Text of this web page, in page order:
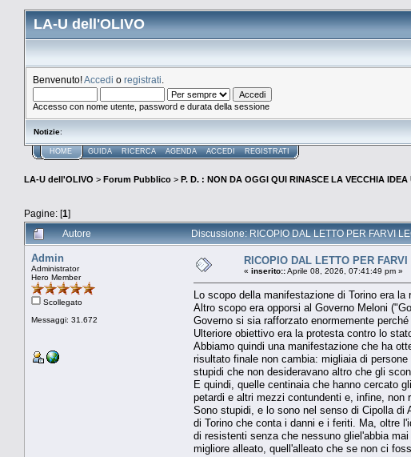
LA-U dell'OLIVO
Benvenuto!Accedi o registrati
Accesso con nome utente, password e durata della sessione
Notizie:
HOME GUIDA RICERCA AGENDA ACCEDI REGISTRATI
LA-U dell'OLIVO > Forum Pubblico > P. D. : NON DA OGGI QUI RINASCE LA VECCHIA
Pagine: [1]
Autore Discussione: RICOPIO DAL LETTO PER FARVI
Admin
Administrator
Hero Member
Scollegato
Messaggi: 31.672
RICOPIO DAL LETTO PER
« inserito::Aprile 08, 2026, 07:41:49 pm »
Lo scopo della manifestazione di Torino era
Altro scopo era opporsi al Governo Meloni
Governo si sia rafforzato enormemente
Ulteriore obiettivo era la protesta contro lo
Abbiamo quindi una manifestazione che ha
risultato finale non cambia: migliaia di
stupidi che non desideravano altro che gli
E quindi, quelle centinaia che hanno cercato
petardi e altri mezzi contundenti e, infine, non
Sono stupidi, e lo sono nel senso di Cipolla di
di Torino che conta i danni e i feriti. Ma, oltre
di resistenti senza che nessuno gliel'abbia
migliore alleato, quell'alleato che se non ci